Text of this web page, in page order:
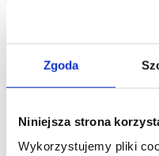
Zgoda
Niniejsza strona
Wykorzystujemy pliki
Codzienne
Utrzymanie
malowanie,
Awarie są naprawiane
uwzględnieniu